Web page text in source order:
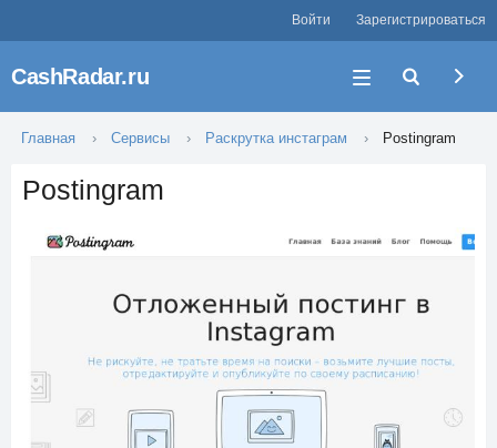
Войти Зарегистрироваться
CashRadar.ru
Главная Сервисы Раскрутка инстаграм Postingram
Postingram